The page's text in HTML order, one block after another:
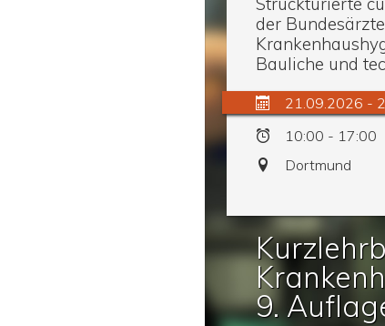
der
Bauliche und
21.09.2026 -
10:00 - 17:00
Dortmund
9.